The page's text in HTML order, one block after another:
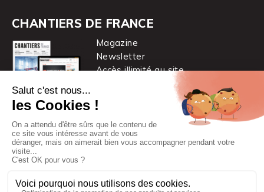
CHANTIERS DE FRANCE
Magazine
Newsletter
Accès illimité au site
Chantiers de France est une marque